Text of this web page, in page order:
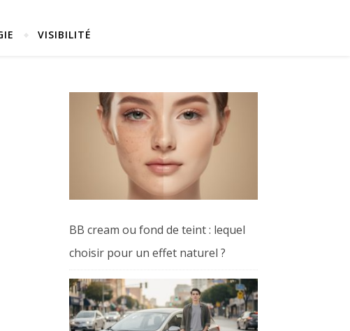
VISIBILITÉ
BB cream ou fond de teint : lequel
choisir pour un effet naturel ?